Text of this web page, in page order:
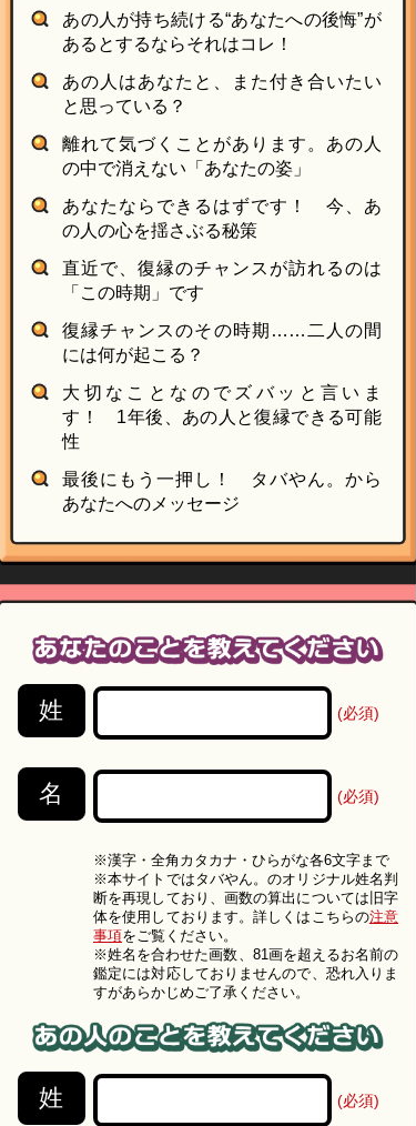
あの人が持ち続ける“あなたへの後悔”が
あるとするならそれはコレ！
あの人はあなたと、また付き合いたい
と思っている？
離れて気づくことがあります。あの人
の中で消えない「あなたの姿」
あなたならできるはずです！ 今、あ
の人の心を揺さぶる秘策
直近で、復縁のチャンスが訪れるのは
「この時期」です
復縁チャンスのその時期……二人の間
には何が起こる？
大切なことなのでズバッと言いま
す！ 1年後、あの人と復縁できる可能
性
最後にもう一押し！ タバやん。から
あなたへのメッセージ
姓 (必須)
名 (必須)
※漢字・全角カタカナ・ひらがな各6文字まで
※本サイトではタバやん。のオリジナル姓名判
断を再現しており、画数の算出については旧字
体を使用しております。詳しくはこちらの注意
事項をご覧ください。
※姓名を合わせた画数、81画を超えるお名前の
鑑定には対応しておりませんので、恐れ入りま
すがあらかじめご了承ください。
姓 (必須)